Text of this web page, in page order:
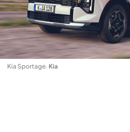
Kia Sportage. Kia